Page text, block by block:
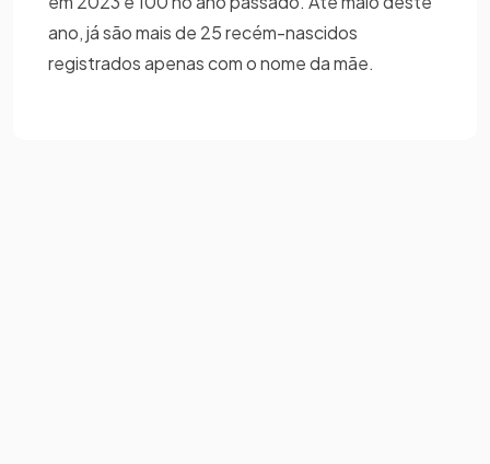
ano, já são mais de 25 recém-nascidos
registrados apenas com o nome da mãe.